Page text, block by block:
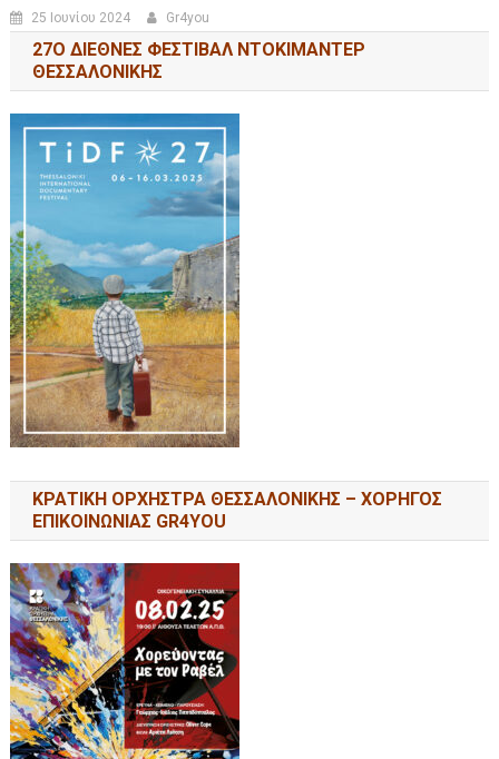
25 Ιουνίου 2024 Gr4you
27Ο ΔΙΕΘΝΕΣ ΦΕΣΤΙΒΑΛ ΝΤΟΚΙΜΑΝΤΕΡ
ΘΕΣΣΑΛΟΝΙΚΗΣ
ΚΡΑΤΙΚΗ ΟΡΧΗΣΤΡΑ ΘΕΣΣΑΛΟΝΙΚΗΣ – ΧΟΡΗΓΟΣ
ΕΠΙΚΟΙΝΩΝΙΑΣ GR4YOU